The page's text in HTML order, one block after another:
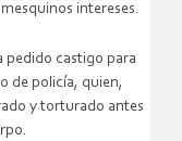
intereses.
pedido castigo para
de policía, quien,
y torturado antes